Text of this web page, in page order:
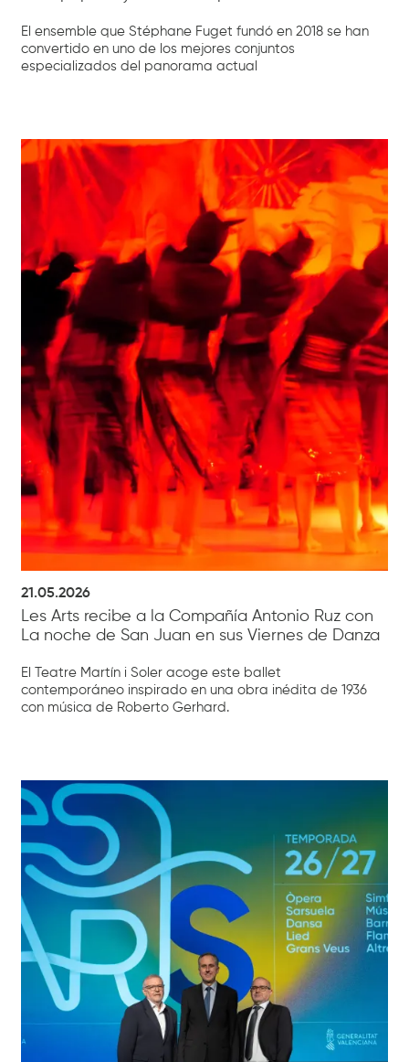
El ensemble que Stéphane Fuget fundó en 2018 se han
convertido en uno de los mejores conjuntos
especializados del panorama actual
21.05.2026
Les Arts recibe a la Compañía Antonio Ruz con
La noche de San Juan en sus Viernes de Danza
El Teatre Martín i Soler acoge este ballet
contemporáneo inspirado en una obra inédita de 1936
con música de Roberto Gerhard.